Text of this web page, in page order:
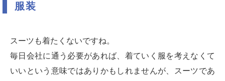
服装
スーツも着たくないですね。
毎日会社に通う必要があれば、着ていく服を考えなくて
いいという意味ではありかもしれませんが、スーツであ